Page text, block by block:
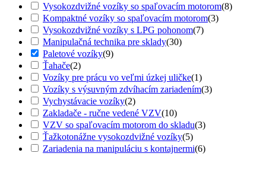
Vysokozdvižné vozíky so spaľovacím motorom(8)
Kompaktné vozíky so spaľovacím motorom(3)
Vysokozdvižné vozíky s LPG pohonom(7)
Manipulačná technika pre sklady(30)
Paletové vozíky(9)
Ťahače(2)
Vozíky pre prácu vo veľmi úzkej uličke(1)
Vozíky s výsuvným zdvíhacím zariadením(3)
Vychystávacie vozíky(2)
Zakladače - ručne vedené VZV(10)
VZV so spaľovacím motorom do skladu(3)
Ťažkotonážne vysokozdvižné vozíky(5)
Zariadenia na manipuláciu s kontajnermi(6)